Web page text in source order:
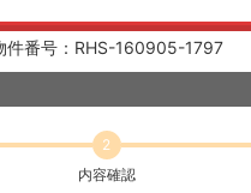
件番号：RHS-160905-1797
2
内容確認